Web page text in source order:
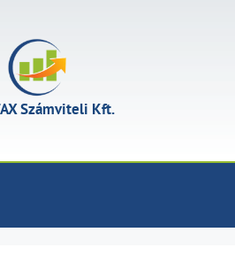
Számviteli Kft.